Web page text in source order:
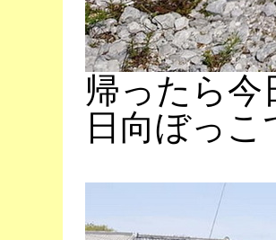
帰ったら今
日向ぼっこ